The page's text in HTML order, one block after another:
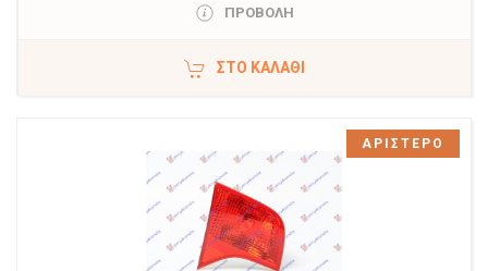
ΠΡΟΒΟΛΗ
ΣΤΟ ΚΑΛΆΘΙ
ΑΡΙΣΤΕΡΟ